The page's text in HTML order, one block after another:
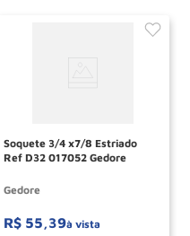
Soquete 3/4 x7/8 Estriado
Ref D32 017052 Gedore
Gedore
R$ 55,39à vista